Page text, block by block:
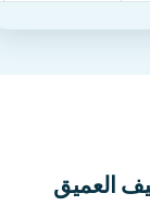
العميق